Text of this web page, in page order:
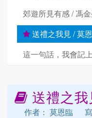
郊遊所見有感 / 馮
送禮之我見 / 莫
這一句話，我會記
送禮之我
作者： 莫恩臨